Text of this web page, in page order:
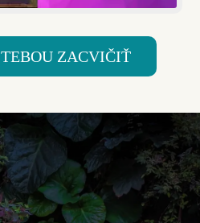
ZACVIČIŤ